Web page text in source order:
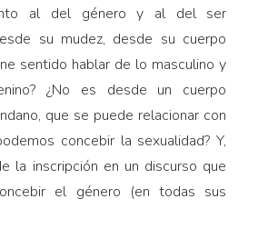
al del género y al del ser
su mudez, desde su cuerpo
sentido hablar de lo masculino y
¿No es desde un cuerpo
que se puede relacionar con
concebir la sexualidad? Y,
la inscripción en un discurso que
el género (en todas sus